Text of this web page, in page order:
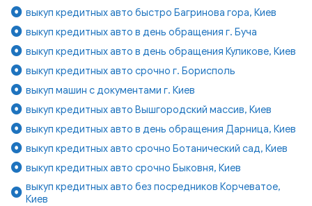
выкуп кредитных авто быстро Багринова гора, Киев
выкуп кредитных авто в день обращения г. Буча
выкуп кредитных авто в день обращения Куликове, Киев
выкуп кредитных авто срочно г. Борисполь
выкуп машин с документами г. Киев
выкуп кредитных авто Вышгородский массив, Киев
выкуп кредитных авто в день обращения Дарница, Киев
выкуп кредитных авто срочно Ботанический сад, Киев
выкуп кредитных авто срочно Быковня, Киев
выкуп кредитных авто без посредников Корчеватое,
Киев